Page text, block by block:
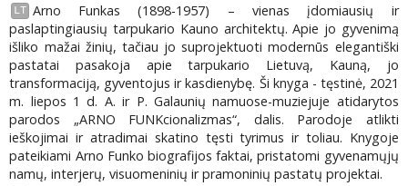
LT Arno Funkas (1898-1957) – vienas įdomiausių ir
paslaptingiausių tarpukario Kauno architektų. Apie jo gyvenimą
išliko mažai žinių, tačiau jo suprojektuoti modernūs elegantiški
pastatai pasakoja apie tarpukario Lietuvą, Kauną, jo
transformaciją, gyventojus ir kasdienybę. Ši knyga - tęstinė, 2021
m. liepos 1 d. A. ir P. Galaunių namuose-muziejuje atidarytos
parodos „ARNO FUNKcionalizmas“, dalis. Parodoje atlikti
ieškojimai ir atradimai skatino tęsti tyrimus ir toliau. Knygoje
pateikiami Arno Funko biografijos faktai, pristatomi gyvenamųjų
namų, interjerų, visuomeninių ir pramoninių pastatų projektai.